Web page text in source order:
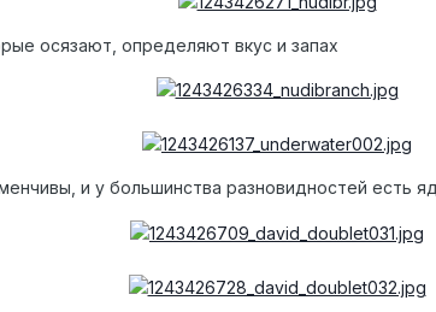
осязают, определяют вкус и запах
и у большинства разновидностей есть